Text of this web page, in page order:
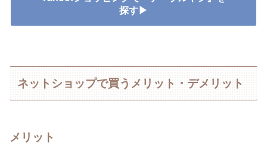
探す▶
ネットショップで買うメリット・デメリット
メリット